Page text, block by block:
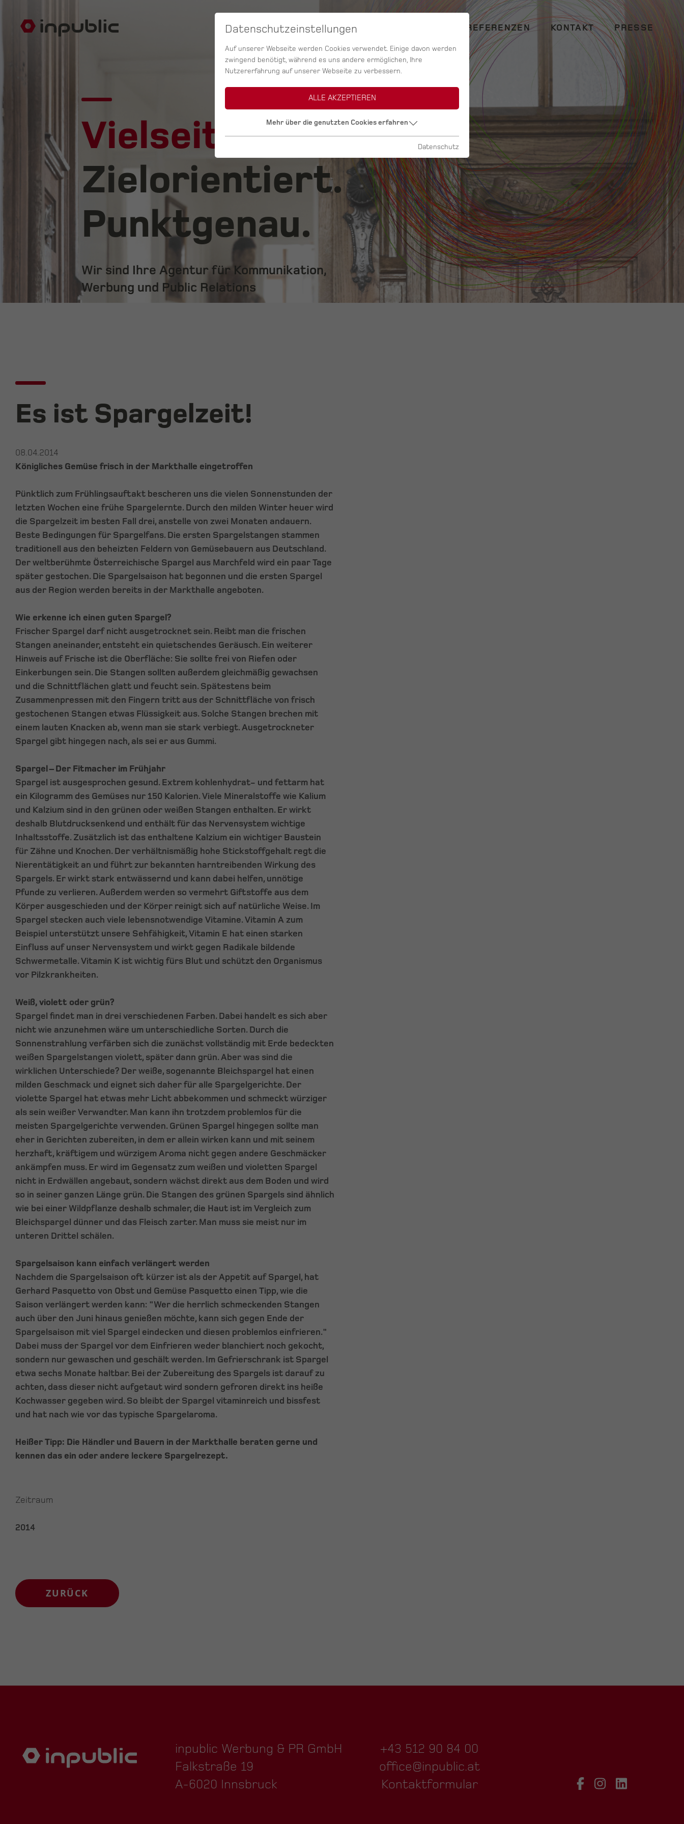
SERVICES AGENTUR REFERENZEN KONTAKT PRESSE
Vielseitig.
Zielorientiert.
Punktgenau.
Wir sind Ihre Agentur für Kommunikation,
Werbung und Public Relations
Es ist Spargelzeit!
08.04.2014
Königliches Gemüse frisch in der Markthalle eingetroffen
Pünktlich zum Frühlingsauftakt bescheren uns die vielen Sonnenstunden der
letzten Wochen eine frühe Spargelernte. Durch den milden Winter heuer wird
die Spargelzeit im besten Fall drei, anstelle von zwei Monaten andauern.
Beste Bedingungen für Spargelfans. Die ersten Spargelstangen stammen
traditionell aus den beheizten Feldern von Gemüsebauern aus Deutschland.
Der weltberühmte Österreichische Spargel aus Marchfeld wird ein paar Tage
später gestochen. Die Spargelsaison hat begonnen und die ersten Spargel
aus der Region werden bereits in der Markthalle angeboten.
Wie erkenne ich einen guten Spargel?
Frischer Spargel darf nicht ausgetrocknet sein. Reibt man die frischen
Stangen aneinander, entsteht ein quietschendes Geräusch. Ein weiterer
Hinweis auf Frische ist die Oberfläche: Sie sollte frei von Riefen oder
Einkerbungen sein. Die Stangen sollten außerdem gleichmäßig gewachsen
und die Schnittflächen glatt und feucht sein. Spätestens beim
Zusammenpressen mit den Fingern tritt aus der Schnittfläche von frisch
gestochenen Stangen etwas Flüssigkeit aus. Solche Stangen brechen mit
einem lauten Knacken ab, wenn man sie stark verbiegt. Ausgetrockneter
Spargel gibt hingegen nach, als sei er aus Gummi.
Spargel – Der Fitmacher im Frühjahr
Spargel ist ausgesprochen gesund. Extrem kohlenhydrat- und fettarm hat
ein Kilogramm des Gemüses nur 150 Kalorien. Viele Mineralstoffe wie Kalium
und Kalzium sind in den grünen oder weißen Stangen enthalten. Er wirkt
deshalb Blutdrucksenkend und enthält für das Nervensystem wichtige
Inhaltsstoffe. Zusätzlich ist das enthaltene Kalzium ein wichtiger Baustein
für Zähne und Knochen. Der verhältnismäßig hohe Stickstoffgehalt regt die
Nierentätigkeit an und führt zur bekannten harntreibenden Wirkung des
Spargels. Er wirkt stark entwässernd und kann dabei helfen, unnötige
Pfunde zu verlieren. Außerdem werden so vermehrt Giftstoffe aus dem
Körper ausgeschieden und der Körper reinigt sich auf natürliche Weise. Im
Spargel stecken auch viele lebensnotwendige Vitamine. Vitamin A zum
Beispiel unterstützt unsere Sehfähigkeit, Vitamin E hat einen starken
Einfluss auf unser Nervensystem und wirkt gegen Radikale bildende
Schwermetalle. Vitamin K ist wichtig fürs Blut und schützt den Organismus
vor Pilzkrankheiten.
Weiß, violett oder grün?
Spargel findet man in drei verschiedenen Farben. Dabei handelt es sich aber
nicht wie anzunehmen wäre um unterschiedliche Sorten. Durch die
Sonnenstrahlung verfärben sich die zunächst vollständig mit Erde bedeckten
weißen Spargelstangen violett, später dann grün. Aber was sind die
wirklichen Unterschiede? Der weiße, sogenannte Bleichspargel hat einen
milden Geschmack und eignet sich daher für alle Spargelgerichte. Der
violette Spargel hat etwas mehr Licht abbekommen und schmeckt würziger
als sein weißer Verwandter. Man kann ihn trotzdem problemlos für die
meisten Spargelgerichte verwenden. Grünen Spargel hingegen sollte man
eher in Gerichten zubereiten, in dem er allein wirken kann und mit seinem
herzhaft, kräftigem und würzigem Aroma nicht gegen andere Geschmäcker
ankämpfen muss. Er wird im Gegensatz zum weißen und violetten Spargel
nicht in Erdwällen angebaut, sondern wächst direkt aus dem Boden und wird
so in seiner ganzen Länge grün. Die Stangen des grünen Spargels sind ähnlich
wie bei einer Wildpflanze deshalb schmaler, die Haut ist im Vergleich zum
Bleichspargel dünner und das Fleisch zarter. Man muss sie meist nur im
unteren Drittel schälen.
Spargelsaison kann einfach verlängert werden
Nachdem die Spargelsaison oft kürzer ist als der Appetit auf Spargel, hat
Gerhard Pasquetto von Obst und Gemüse Pasquetto einen Tipp, wie die
Saison verlängert werden kann: "Wer die herrlich schmeckenden Stangen
auch über den Juni hinaus genießen möchte, kann sich gegen Ende der
Spargelsaison mit viel Spargel eindecken und diesen problemlos einfrieren."
Dabei muss der Spargel vor dem Einfrieren weder blanchiert noch gekocht,
sondern nur gewaschen und geschält werden. Im Gefrierschrank ist Spargel
etwa sechs Monate haltbar. Bei der Zubereitung des Spargels ist darauf zu
achten, dass dieser nicht aufgetaut wird sondern gefroren direkt ins heiße
Kochwasser gegeben wird. So bleibt der Spargel vitaminreich und bissfest
und hat nach wie vor das typische Spargelaroma.
Heißer Tipp: Die Händler und Bauern in der Markthalle beraten gerne und
kennen das ein oder andere leckere Spargelrezept.
Zeitraum
2014
ZURÜCK
inpublic Werbung & PR GmbH
Falkstraße 19
A-6020 Innsbruck
+43 512 90 84 00
office@inpublic.at
Kontaktformular
Datenschutzeinstellungen
Auf unserer Webseite werden Cookies verwendet. Einige davon werden
zwingend benötigt, während es uns andere ermöglichen, Ihre
Nutzererfahrung auf unserer Webseite zu verbessern.
ALLE AKZEPTIEREN
Mehr über die genutzten Cookies erfahren
Datenschutz